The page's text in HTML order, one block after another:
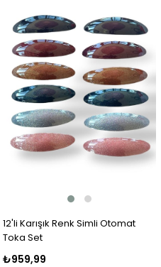
12'li Karışık Renk Simli Otomat
Toka Set
₺959,99